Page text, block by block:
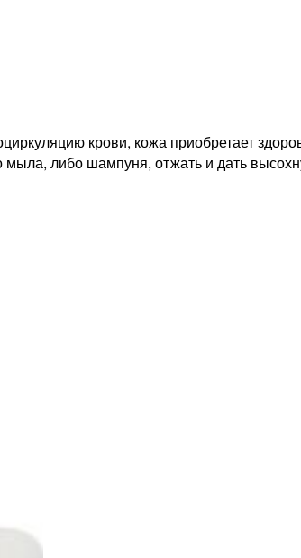
крови, кожа приобретает
либо шампуня, отжать и дать